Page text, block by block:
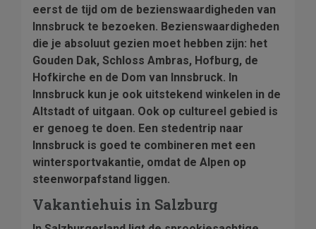
eerst de tijd om de bezienswaardigheden van
Innsbruck te bezoeken. Bezienswaardigheden
die je absoluut gezien moet hebben zijn: het
Gouden Dak, Schloss Ambras, Hofburg, de
Hofkirche en de Dom van Innsbruck. In
Innsbruck kun je ook uitstekend winkelen in de
Altstadt of uitgaan. Ook op cultureel gebied is
er genoeg te doen. Een stedentrip naar
Innsbruck is goed te combineren met een
wintersportvakantie, omdat de Alpen op
steenworpafstand liggen.
Vakantiehuis in Salzburg